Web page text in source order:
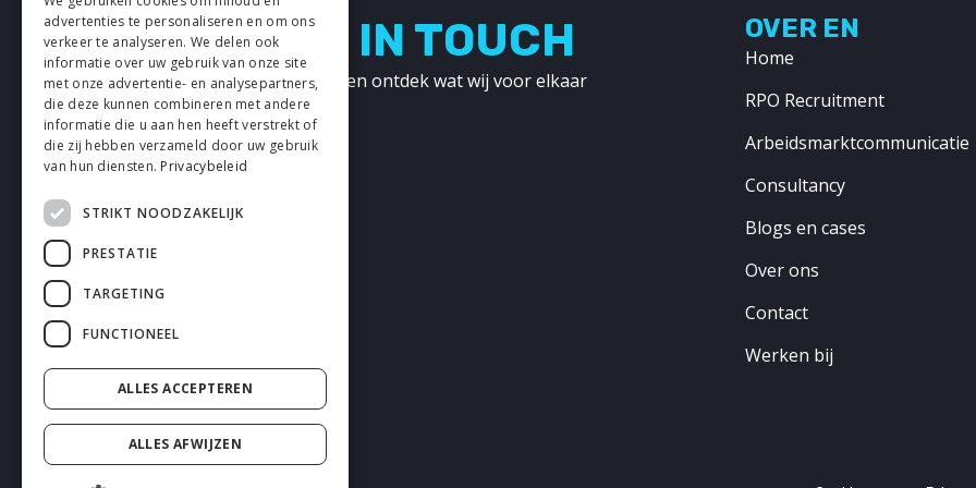
LETS GET IN TOUCH
Neem contact met ons op en ontdek wat wij voor elkaar
kunnen betekenen!
CONTACT
OVER EN
Home
RPO Recruitment
Arbeidsmarktcommunicatie
Consultancy
Blogs en cases
Over ons
Contact
Werken bij
advertenties te personaliseren en om ons
verkeer te analyseren. We delen ook
informatie over uw gebruik van onze site
met onze advertentie- en analysepartners,
die deze kunnen combineren met andere
informatie die u aan hen heeft verstrekt of
die zij hebben verzameld door uw gebruik
van hun diensten. Privacybeleid
STRIKT NOODZAKELIJK
PRESTATIE
TARGETING
FUNCTIONEEL
ALLES ACCEPTEREN
ALLES AFWIJZEN